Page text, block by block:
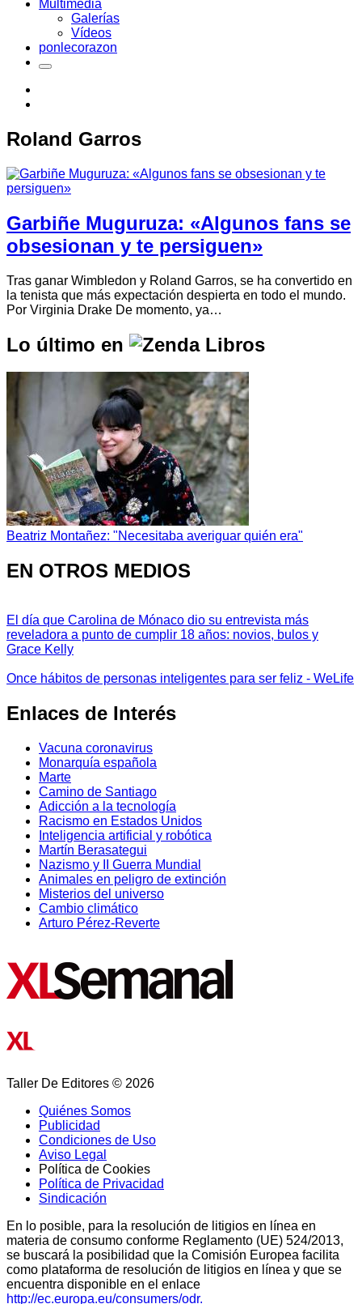
Multimedia
Galerías
Vídeos
ponlecorazon
Roland Garros
Garbiñe Muguruza: «Algunos fans se
obsesionan y te persiguen»
Tras ganar Wimbledon y Roland Garros, se ha convertido en
la tenista que más expectación despierta en todo el mundo.
Por Virginia Drake De momento, ya…
Lo último en
Beatriz Montañez: "Necesitaba averiguar quién era"
EN OTROS MEDIOS
El día que Carolina de Mónaco dio su entrevista más
reveladora a punto de cumplir 18 años: novios, bulos y
Grace Kelly
Once hábitos de personas inteligentes para ser feliz - WeLife
Enlaces de Interés
Vacuna coronavirus
Monarquía española
Marte
Camino de Santiago
Adicción a la tecnología
Racismo en Estados Unidos
Inteligencia artificial y robótica
Martín Berasategui
Nazismo y II Guerra Mundial
Animales en peligro de extinción
Misterios del universo
Cambio climático
Arturo Pérez-Reverte
Taller De Editores © 2026
Quiénes Somos
Publicidad
Condiciones de Uso
Aviso Legal
Política de Cookies
Política de Privacidad
Sindicación
En lo posible, para la resolución de litigios en línea en
materia de consumo conforme Reglamento (UE) 524/2013,
se buscará la posibilidad que la Comisión Europea facilita
como plataforma de resolución de litigios en línea y que se
encuentra disponible en el enlace
http://ec.europa.eu/consumers/odr.